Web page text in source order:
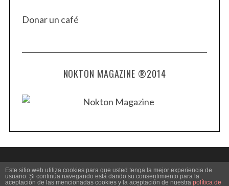
Donar un café
NOKTON MAGAZINE ®2014
BACK TO TOP
Este sitio web utiliza cookies para que usted tenga la mejor experiencia de
usuario. Si continúa navegando está dando su consentimiento para la
aceptación de las mencionadas cookies y la aceptación de nuestra política de